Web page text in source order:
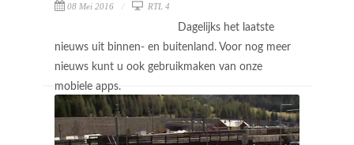
08 Mei 2016 RTL 4
Dagelijks het laatste
nieuws uit binnen- en buitenland. Voor nog meer
nieuws kunt u ook gebruikmaken van onze
mobiele apps.